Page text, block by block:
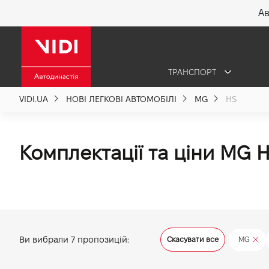
ТРАНСПОРТ
VIDI.UA НОВІ ЛЕГКОВІ АВТОМОБІЛІ MG HS
Комплектації та ціни MG
Ви вибрали 7 пропозицій: Скасувати все MG
Про компанію
Вакансії